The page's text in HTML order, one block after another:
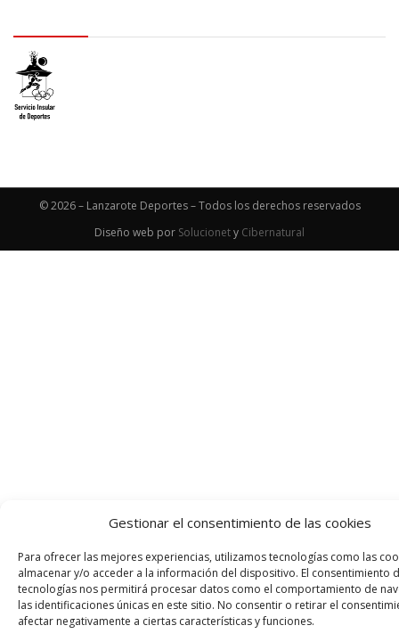
Gestionar el consentimiento de las cookies
Para ofrecer las mejores experiencias, utilizamos tecnologías como las
almacenar y/o acceder a la información del dispositivo. El consentimiento
tecnologías nos permitirá procesar datos como el comportamiento de
las identificaciones únicas en este sitio. No consentir o retirar el
afectar negativamente a ciertas características y funciones.
© 2026 – Lanzarote Deportes – Todos los derechos reservados
Diseño web por Solucionety Cibernatural